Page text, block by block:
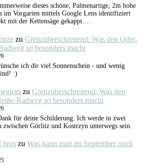
dieses schöne, Palmenartige, 2m hohe
im Vorgarten mittels Google Lens identifiziert
mit der Kettensäge gekappt.…
zu Grenzüberschreitend: Was den Oder-
so besonders macht
ich dir viel Sonnenschein - und wenig
:)
zu Grenzüberschreitend: Was den
Radweg so besonders macht
für deine Schilderung. Ich werde in zwei
zwischen Görlitz und Kostrzyn unterwegs sein.
bros zu Was kann man im September noch